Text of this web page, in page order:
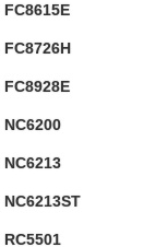
FC8615E
FC8726H
FC8928E
NC6200
NC6213
NC6213ST
RC5501